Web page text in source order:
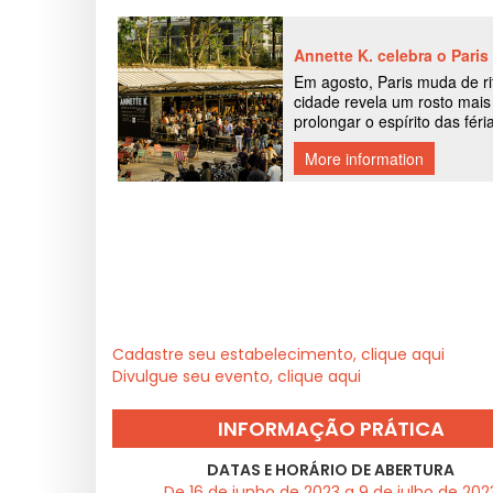
Cadastre seu estabelecimento, clique aqui
Divulgue seu evento, clique aqui
INFORMAÇÃO PRÁTICA
DATAS E HORÁRIO DE ABERTURA